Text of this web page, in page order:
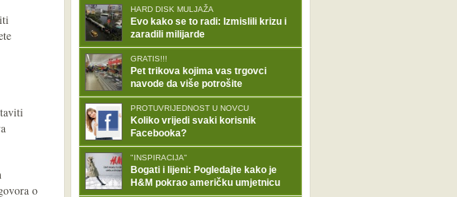
o
HARD DISK MULJAŽA
Evo kako se to radi: Izmislili krizu i
zaradili milijarde
GRATIS!!!
Pet trikova kojima vas trgovci
navode da više potrošite
PROTUVRIJEDNOST U NOVCU
Koliko vrijedi svaki korisnik
Facebooka?
"INSPIRACIJA"
Bogati i lijeni: Pogledajte kako je
H&M pokrao američku umjetnicu